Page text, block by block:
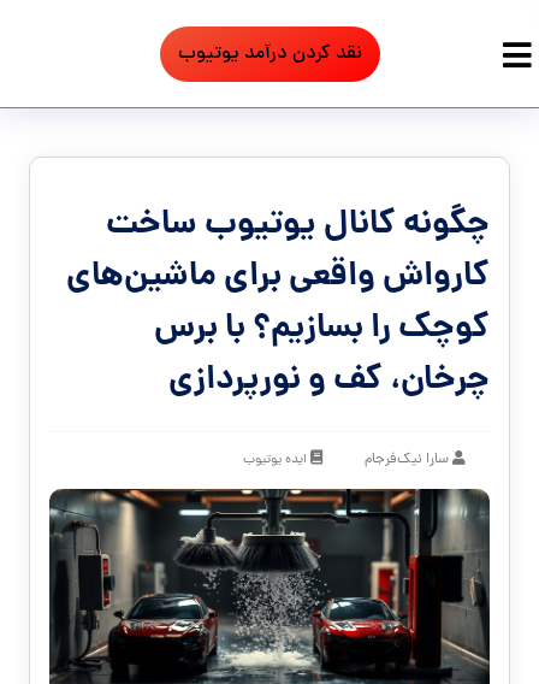
نقد کردن درآمد یوتیوب
چگونه کانال یوتیوب ساخت
کارواش واقعی برای ماشین‌های
کوچک را بسازیم؟ با برس
چرخان، کف و نورپردازی
سارا نیک‌فرجام ایده یوتیوب